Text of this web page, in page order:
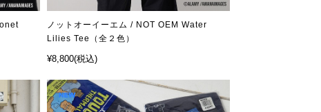
ノットオーイーエム / NOT OEM Water
Lilies Tee（全２色）
¥8,800(税込)